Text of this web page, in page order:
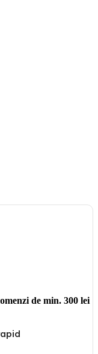
de min. 300 lei